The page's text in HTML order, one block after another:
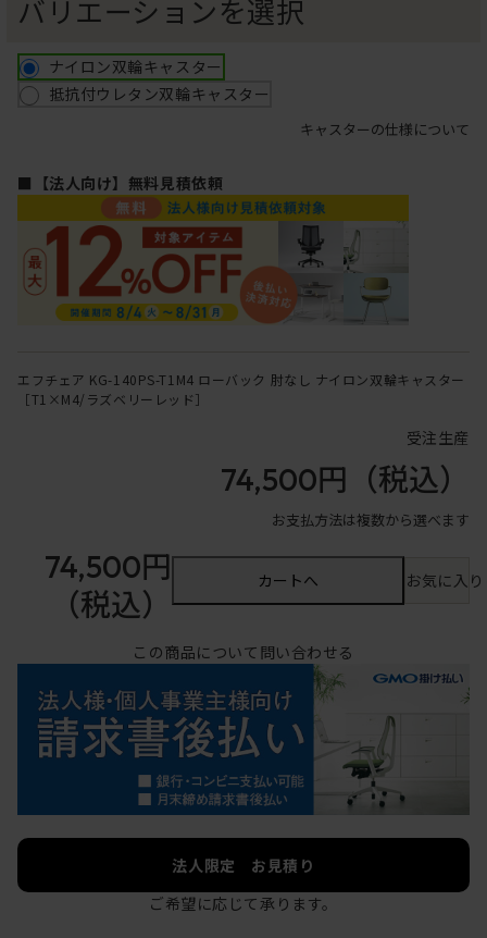
バリエーションを選択
ナイロン双輪キャスター
抵抗付ウレタン双輪キャスター
キャスターの仕様について
■【法人向け】無料見積依頼
エフチェア KG-140PS-T1M4 ローバック 肘なし ナイロン双輪キャスター
［T1×M4/ラズベリーレッド］
受注生産
74,500円 （税込）
お支払方法は複数から選べます
74,500円
（税込）
カートへ お気に入
この商品について問い合わせる
法人限定 お見積り
ご希望に応じて承ります。